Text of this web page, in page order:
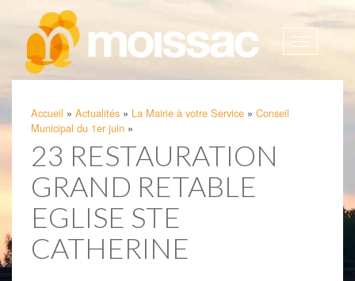
Afficher
Accueil » Actualités » La Mairie à votre Service » Conseil
Municipal du 1er juin »
23 RESTAURATION
GRAND RETABLE
EGLISE STE
CATHERINE